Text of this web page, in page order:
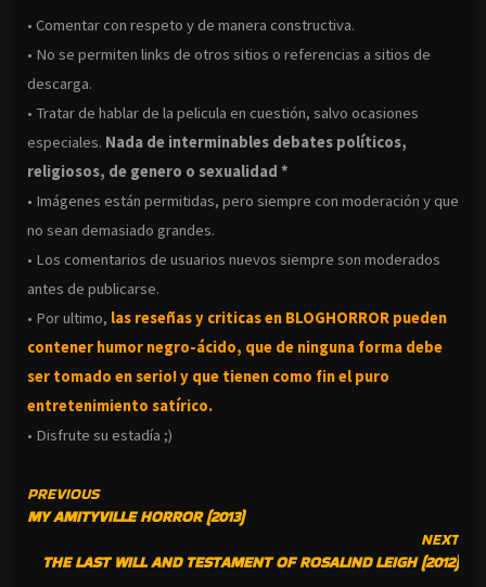
• Comentar con respeto y de manera constructiva.
• No se permiten links de otros sitios o referencias a sitios de
descarga.
• Tratar de hablar de la pelicula en cuestión, salvo ocasiones
especiales. Nada de interminables debates políticos,
religiosos, de genero o sexualidad *
• Imágenes están permitidas, pero siempre con moderación y que
no sean demasiado grandes.
• Los comentarios de usuarios nuevos siempre son moderados
antes de publicarse.
• Por ultimo, las reseñas y criticas en BLOGHORROR pueden
contener humor negro-ácido, que de ninguna forma debe
ser tomado en serio! y que tienen como fin el puro
entretenimiento satírico.
• Disfrute su estadía ;)
CONTINUE
READING
PREVIOUS
MY AMITYVILLE HORROR (2013)
NEXT
THE LAST WILL AND TESTAMENT OF ROSALIND LEIGH (2012)